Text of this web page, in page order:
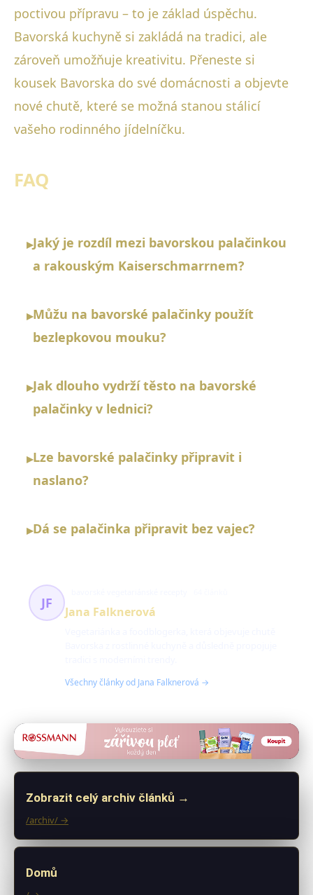
poctivou přípravu – to je základ úspěchu.
Bavorská kuchyně si zakládá na tradici, ale
zároveň umožňuje kreativitu. Přeneste si
kousek Bavorska do své domácnosti a objevte
nové chutě, které se možná stanou stálicí
vašeho rodinného jídelníčku.
FAQ
▸Jaký je rozdíl mezi bavorskou palačinkou
a rakouským Kaiserschmarrnem?
▸Můžu na bavorské palačinky použít
bezlepkovou mouku?
▸Jak dlouho vydrží těsto na bavorské
palačinky v lednici?
▸Lze bavorské palačinky připravit i
naslano?
▸Dá se palačinka připravit bez vajec?
JF
Jana Falknerová
Všechny články od Jana Falknerová →
Zobrazit celý archiv článků →
/archiv/ →
Domů